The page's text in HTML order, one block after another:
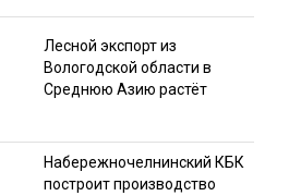
Лесной экспорт из
Вологодской области в
Среднюю Азию растёт
Набережночелнинский КБК
построит производство